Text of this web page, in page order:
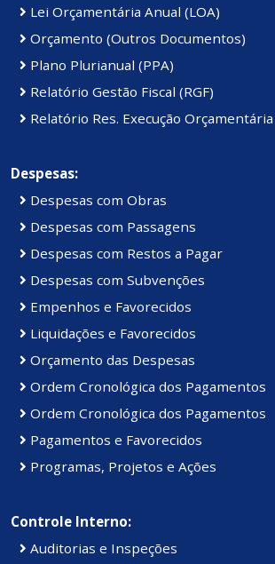
Lei Orçamentária Anual (LOA)
Orçamento (Outros Documentos)
Plano Plurianual (PPA)
Relatório Gestão Fiscal (RGF)
Relatório Res. Execução Orçamentária
Despesas:
Despesas com Obras
Despesas com Passagens
Despesas com Restos a Pagar
Despesas com Subvenções
Empenhos e Favorecidos
Liquidações e Favorecidos
Orçamento das Despesas
Ordem Cronológica dos Pagamentos
Ordem Cronológica dos Pagamentos
Pagamentos e Favorecidos
Programas, Projetos e Ações
Controle Interno:
Auditorias e Inspeções